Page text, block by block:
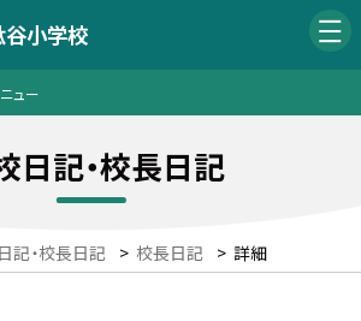
小学校
ュー
日記・校長日記
記・校長日記 > 校長日記 > 詳細